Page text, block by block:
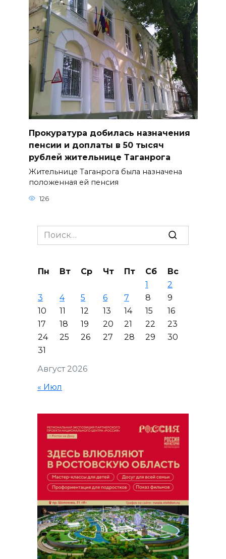
Прокуратура добилась назначения
пенсии и доплаты в 50 тысяч
рублей жительнице Таганрога
Жительнице Таганрога была назначена
положенная ей пенсия
126
Search
for:
Август 2026
Пн Вт Ср Чт Пт Сб
Вс
1
2
3
4 5 6 7 8
9
10
11 12 13 14 15
16
17
18 19 20 21 22
23
24
25 26 27 28 29
30
31
« Июл